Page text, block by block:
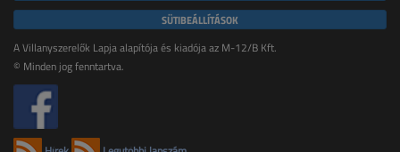
SÜTIBEÁLLÍTÁSOK
A Villanyszerelők Lapja alapítója és kiadója az M-12/B Kft.
© Minden jog fenntartva.